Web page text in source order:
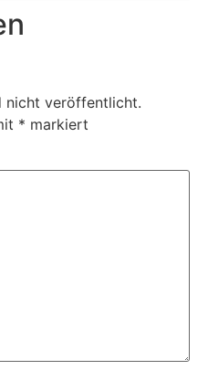
nicht veröffentlicht.
* markiert